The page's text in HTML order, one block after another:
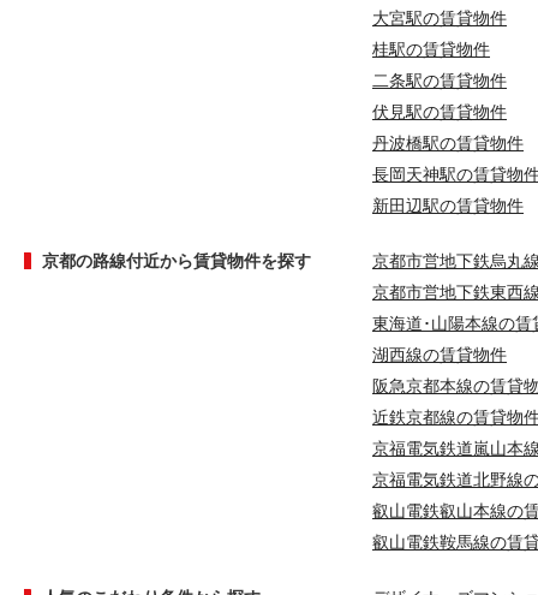
大宮駅の賃貸物件
桂駅の賃貸物件
二条駅の賃貸物件
伏見駅の賃貸物件
丹波橋駅の賃貸物件
長岡天神駅の賃貸物
新田辺駅の賃貸物件
京都の路線付近から賃貸物件を探す
京都市営地下鉄烏丸
京都市営地下鉄東西
東海道･山陽本線の賃
湖西線の賃貸物件
阪急京都本線の賃貸
近鉄京都線の賃貸物
京福電気鉄道嵐山本
京福電気鉄道北野線
叡山電鉄叡山本線の
叡山電鉄鞍馬線の賃